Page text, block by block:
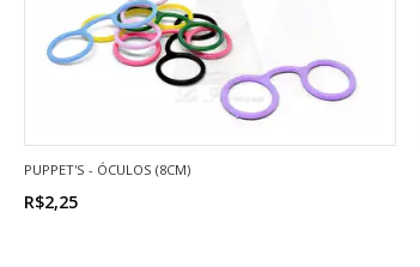
PUPPET'S - ÓCULOS (8CM)
R$2,25